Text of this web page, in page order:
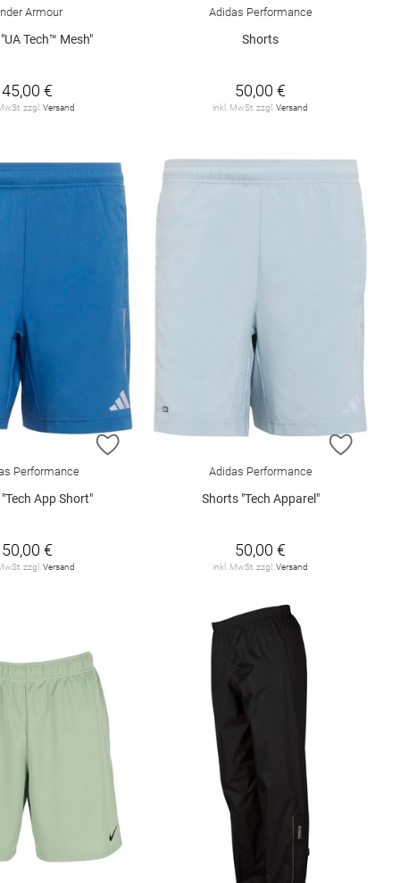
Armour
Tech™ Mesh"
45,00 €
zzgl.Versand
Adidas Performance
Shorts
50,00 €
inkl. MwSt. zzgl.Versand
HINZUFÜGEN
Performance
App Short"
50,00 €
zzgl.Versand
ZUR
Adidas Performance
Shorts "Tech Apparel"
50,00 €
inkl. MwSt. zzgl.Versand